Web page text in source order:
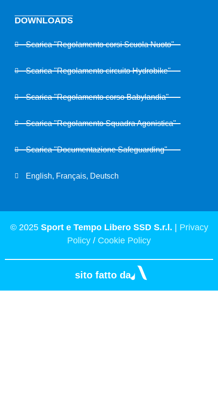
DOWNLOADS
Scarica "Regolamento corsi Scuola Nuoto"
Scarica "Regolamento circuito Hydrobike"
Scarica "Regolamento corso Babylandia"
Scarica "Regolamento Squadra Agonistica"
Scarica "Documentazione Safeguarding"
English, Français, Deutsch
© 2025 Sport e Tempo Libero SSD S.r.l. | Privacy
Policy / Cookie Policy
sito fatto da